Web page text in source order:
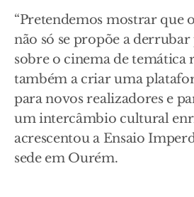
“Pretendemos mostrar que
não só se propõe a
sobre o cinema de temática
também a criar uma
para novos realizadores e
um intercâmbio cultural
acrescentou a Ensaio
sede em Ourém.